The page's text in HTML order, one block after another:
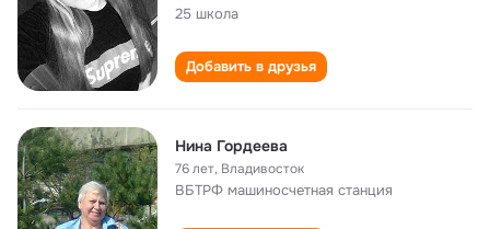
25 школа
Добавить в друзья
Нина Гордеева
76 лет, Владивосток
ВБТРФ машиносчетная станция